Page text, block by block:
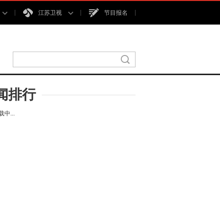
江苏卫视 节目报名
排行
中...